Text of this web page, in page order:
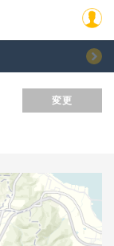
変更